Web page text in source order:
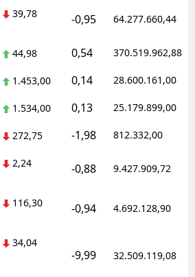
39,78 -0,95 64.277.660,44
44,98 0,54 370.519.962,88
1.453,00 0,14 28.600.161,00
1.534,00 0,13 25.179.899,00
272,75 -1,98 812.332,00
2,24 -0,88 9.427.909,72
116,30 -0,94 4.692.128,90
34,04
-9,99 32.509.119,08